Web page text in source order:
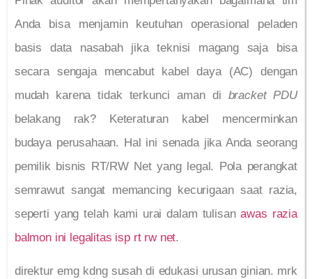
Anda bisa menjamin keutuhan operasional peladen
basis data nasabah jika teknisi magang saja bisa
secara sengaja mencabut kabel daya (AC) dengan
mudah karena tidak terkunci aman di bracket PDU
belakang rak? Keteraturan kabel mencerminkan
budaya perusahaan. Hal ini senada jika Anda seorang
pemilik bisnis RT/RW Net yang legal. Pola perangkat
semrawut sangat memancing kecurigaan saat razia,
seperti yang telah kami urai dalam tulisanawas razia
balmon ini legalitas isp rt rw net.
direktur emg kdng susah di edukasi urusan ginian. mrk